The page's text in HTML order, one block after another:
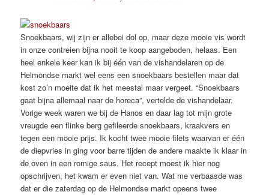
Snoekbaars, wij zijn er allebei dol op, maar deze mooie vis wordt
in onze contreien bijna nooit te koop aangeboden, helaas. Een
heel enkele keer kan ik bij één van de vishandelaren op de
Helmondse markt wel eens een snoekbaars bestellen maar dat
kost zo’n moeite dat ik het meestal maar vergeet. “Snoekbaars
gaat bijna allemaal naar de horeca”, vertelde de vishandelaar.
Vorige week waren we bij de Hanos en daar lag tot mijn grote
vreugde een flinke berg gefileerde snoekbaars, kraakvers en
tegen een mooie prijs. Ik kocht twee mooie filets waarvan er één
de diepvries in ging voor barre tijden de andere maakte ik klaar in
de oven in een romige saus. Het recept moest ik hier nog
opschrijven, het kwam er even niet van. Wat me verbaasde was
dat er die zaterdag op de Helmondse markt opeens twee